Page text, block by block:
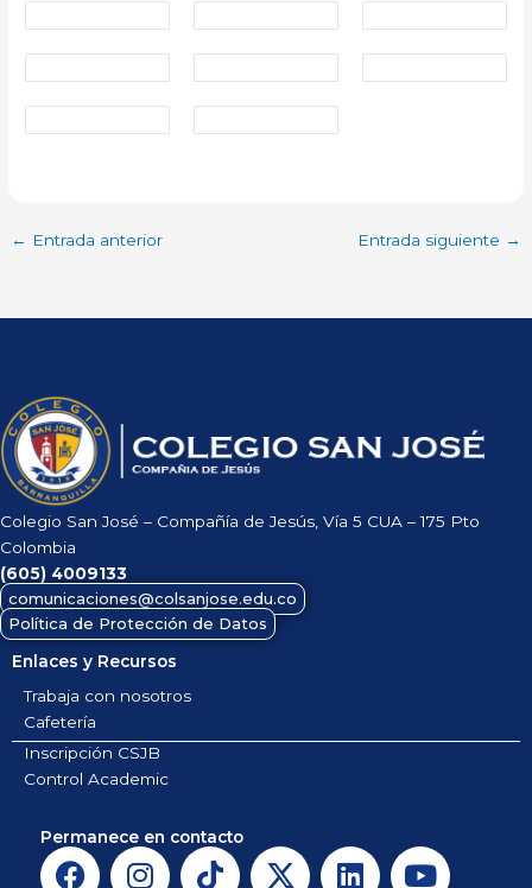
← Entrada anterior Entrada siguiente →
Colegio San José – Compañía de Jesús, Vía 5 CUA – 175 Pto
Colombia
(605) 4009133
comunicaciones@colsanjose.edu.co
Política de Protección de Datos
Enlaces y Recursos
Trabaja con nosotros
Cafetería
Inscripción CSJB
Control Academic
Permanece en contacto
F
I
T
X
L
Y